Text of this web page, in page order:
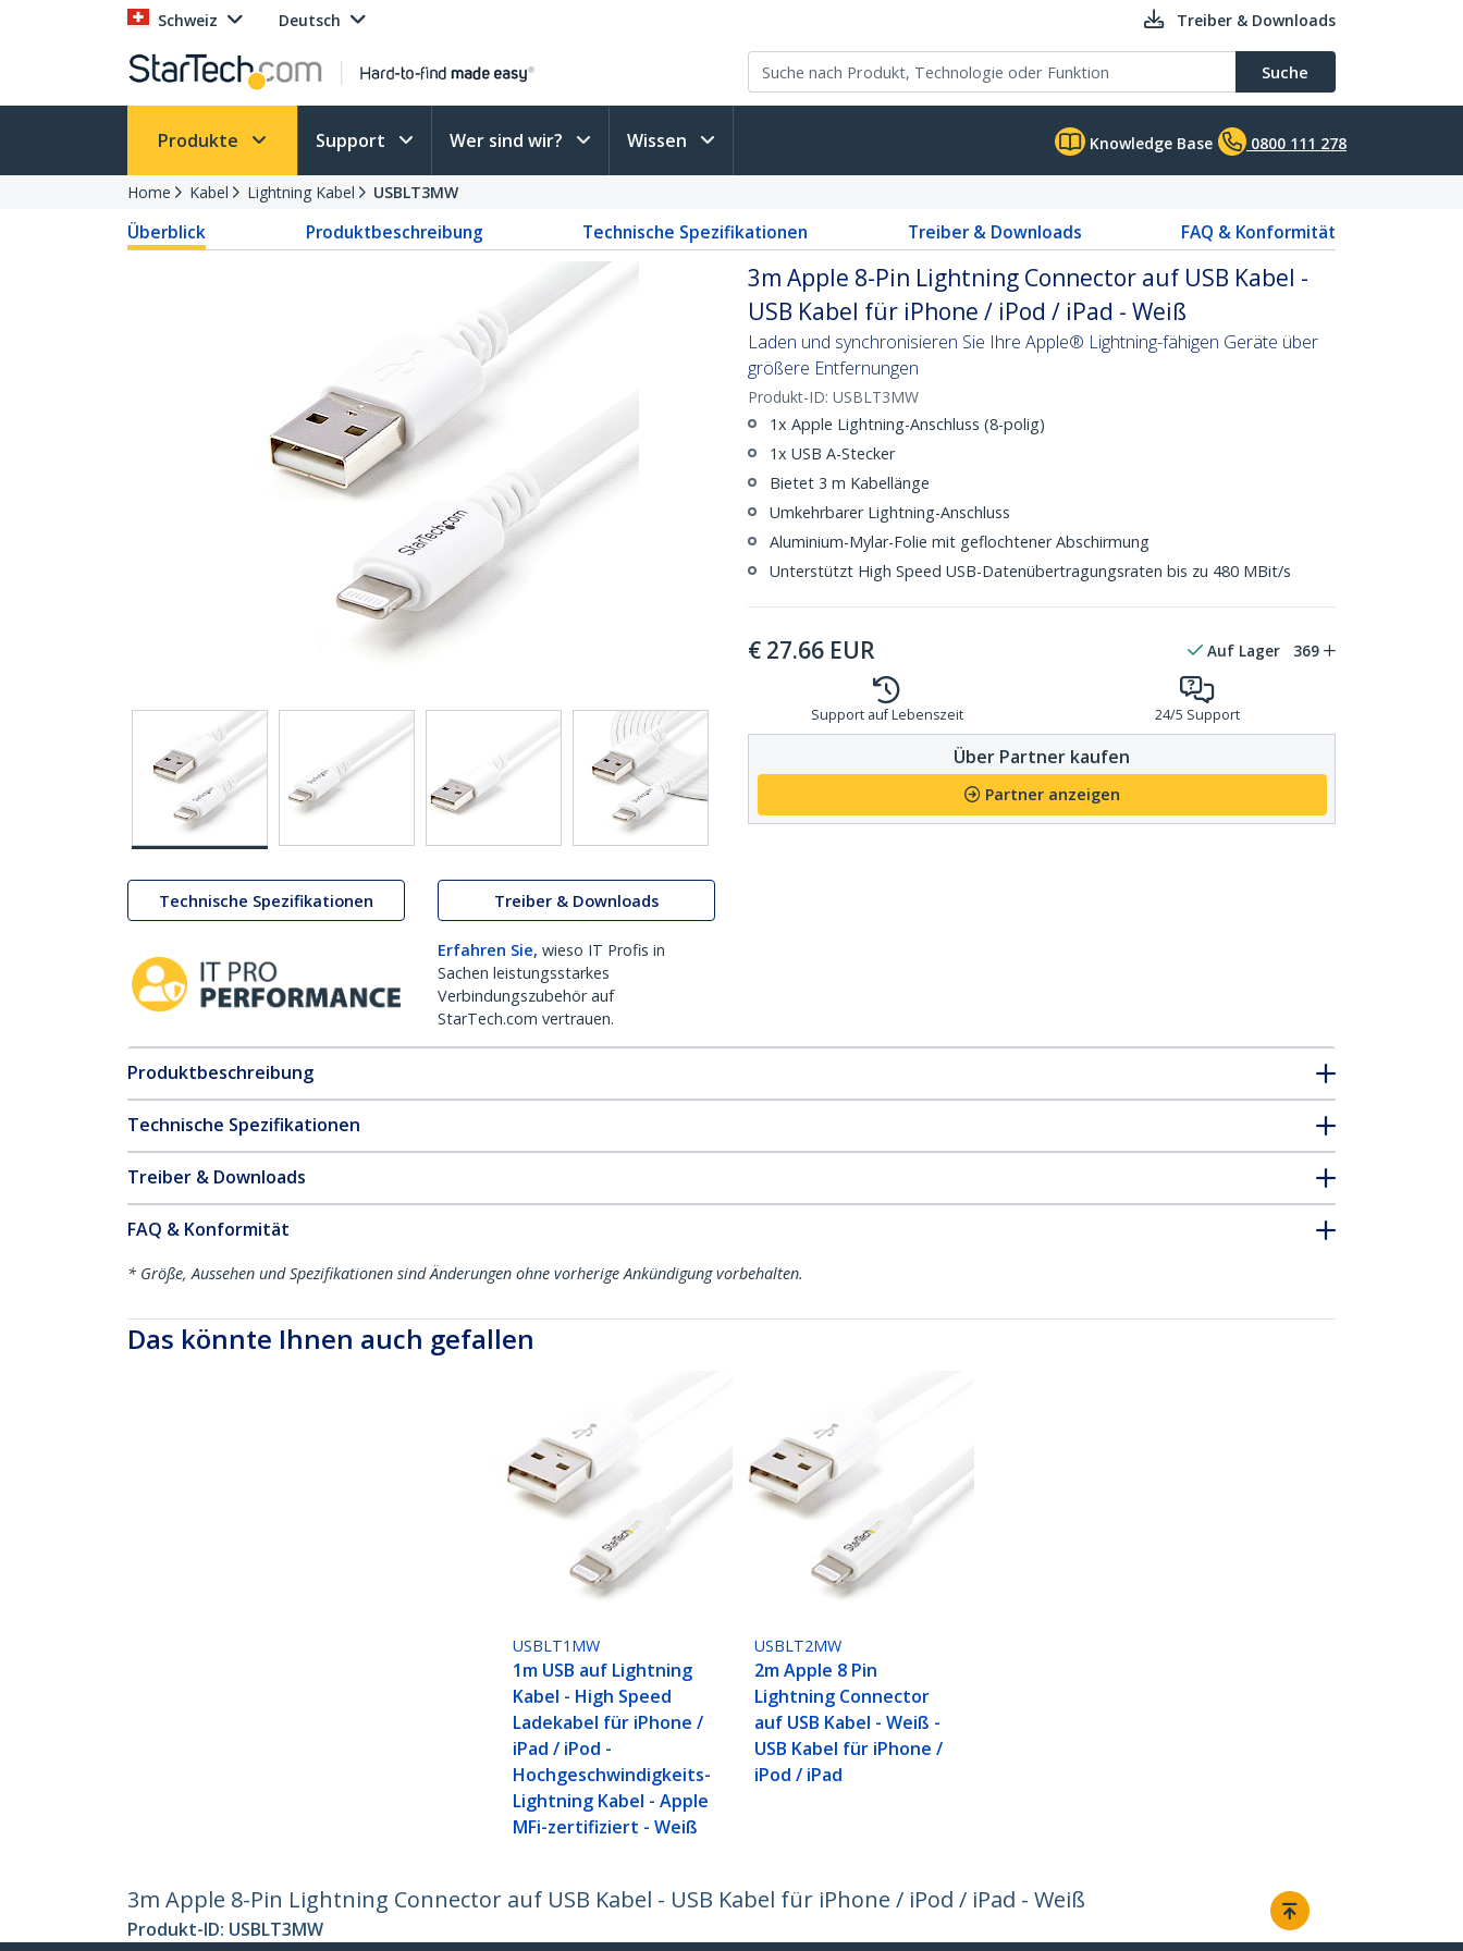
Schweiz Deutsch Treiber & Downloads
Suche
Produkte Support Wer sind wir? Wissen Knowledge Base 0800 111 278
Home Kabel Lightning Kabel USBLT3MW
Überblick Produktbeschreibung Technische Spezifikationen Treiber & Downloads FAQ & Konformität
Technische Spezifikationen Treiber & Downloads
Erfahren Sie, wieso IT Profis in
Sachen leistungsstarkes
Verbindungszubehör auf
StarTech.com vertrauen.
3m Apple 8-Pin Lightning Connector auf USB Kabel -
USB Kabel für iPhone / iPod / iPad - Weiß
Laden und synchronisieren Sie Ihre Apple® Lightning-fähigen Geräte über
größere Entfernungen
Produkt-ID: USBLT3MW
1x Apple Lightning-Anschluss (8-polig)
1x USB A-Stecker
Bietet 3 m Kabellänge
Umkehrbarer Lightning-Anschluss
Aluminium-Mylar-Folie mit geflochtener Abschirmung
Unterstützt High Speed USB-Datenübertragungsraten bis zu 480 MBit/s
€ 27.66 EUR Auf Lager 369
Support auf Lebenszeit 24/5 Support
Über Partner kaufen
Partner anzeigen
Produktbeschreibung
Technische Spezifikationen
Treiber & Downloads
FAQ & Konformität
* Größe, Aussehen und Spezifikationen sind Änderungen ohne vorherige Ankündigung vorbehalten.
Das könnte Ihnen auch gefallen
USBLT1MW
1m USB auf Lightning
Kabel - High Speed
Ladekabel für iPhone /
iPad / iPod -
Hochgeschwindigkeits-
Lightning Kabel - Apple
MFi-zertifiziert - Weiß
USBLT2MW
2m Apple 8 Pin
Lightning Connector
auf USB Kabel - Weiß -
USB Kabel für iPhone /
iPod / iPad
3m Apple 8-Pin Lightning Connector auf USB Kabel - USB Kabel für iPhone / iPod / iPad - Weiß
Produkt-ID: USBLT3MW